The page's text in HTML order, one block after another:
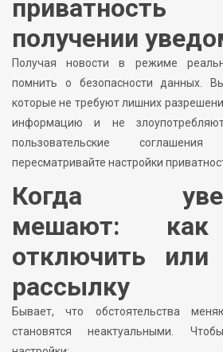
получении
Получая новости в режиме
помнить о безопасности данных.
которые не требуют лишних
информацию и не
пользовательские
пересматривайте настройки
Когда
мешают: как
отключить или
рассылку
Бывает, что обстоятельства
становятся неактуальными.